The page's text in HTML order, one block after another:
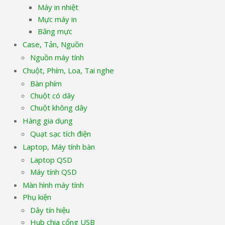
Máy in nhiệt
Mực máy in
Băng mực
Case, Tản, Nguồn
Nguồn máy tính
Chuột, Phím, Loa, Tai nghe
Bàn phím
Chuột có dây
Chuột không dây
Hàng gia dụng
Quạt sạc tích điện
Laptop, Máy tính bàn
Laptop QSD
Máy tính QSD
Màn hình máy tính
Phụ kiện
Dây tín hiệu
Hub chia cổng USB